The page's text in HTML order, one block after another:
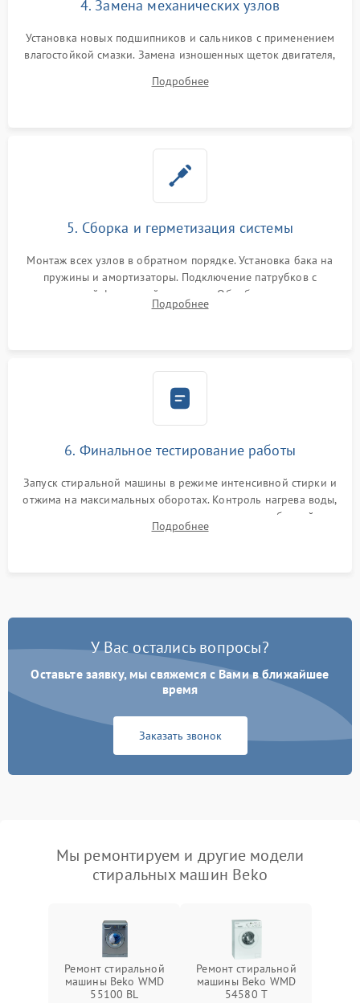
4. Замена механических узлов
Установка новых подшипников и сальников с применением
влагостойкой смазки. Замена изношенных щеток двигателя,
или поврежденной резиновой манжеты.
Подробнее
5. Сборка и герметизация системы
Монтаж всех узлов в обратном порядке. Установка бака на
пружины и амортизаторы. Подключение патрубков с
надежной фиксацией хомутами. Обработка стыков
герметиком для предотвращения возможных протечек воды.
Подробнее
6. Финальное тестирование работы
Запуск стиральной машины в режиме интенсивной стирки и
отжима на максимальных оборотах. Контроль нагрева воды,
корректности слива, отсутствия излишних вибраций,
посторонних стуков и протечек под корпусом.
Подробнее
У Вас остались вопросы?
Оставьте заявку, мы свяжемся с Вами в ближайшее
время
Заказать звонок
Мы ремонтируем и другие модели
стиральных машин Beko
Ремонт стиральной
машины Beko WMD
55100 BL
Ремонт стиральной
машины Beko WMD
54580 T